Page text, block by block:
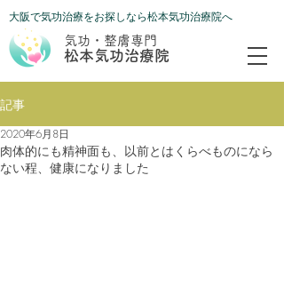
松本気功治療院
気功・整膚専門
​大阪で気功治療をお探しなら松本気功治療院へ
記事
肉体的にも精神面も、以前とはくらべものになら
ない程、健康になりました
2020年6月8日